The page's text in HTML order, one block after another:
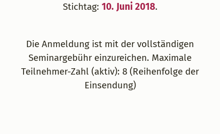
Stichtag: 10. Juni 2018.
Die Anmeldung ist mit der vollständigen
Seminargebühr einzureichen. Maximale
Teilnehmer-Zahl (aktiv): 8 (Reihenfolge der
Einsendung)